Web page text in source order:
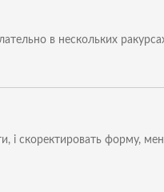
в нескольких
і скоректировать форму,